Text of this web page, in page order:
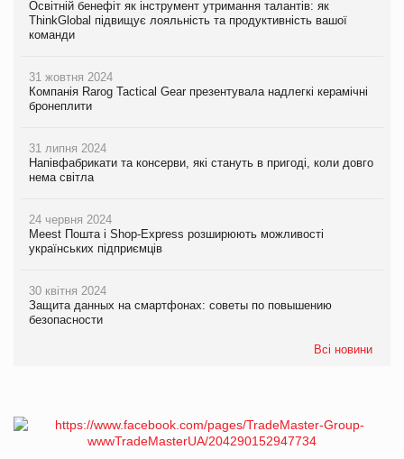
Освітній бенефіт як інструмент утримання талантів: як
ThinkGlobal підвищує лояльність та продуктивність вашої
команди
31 жовтня 2024
Компанія Rarog Tactical Gear презентувала надлегкі керамічні
бронеплити
31 липня 2024
Напівфабрикати та консерви, які стануть в пригоді, коли довго
нема світла
24 червня 2024
Meest Пошта і Shop-Express розширюють можливості
українських підприємців
30 квітня 2024
Защита данных на смартфонах: советы по повышению
безопасности
Всі новини